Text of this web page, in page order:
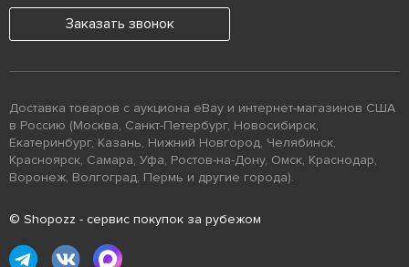
Заказать звонок
Доставка товаров с аукциона eBay и интернет-магазинов США
в Россию (Москва, Санкт-Петербург, Новосибирск,
Екатеринбург, Казань, Нижний Новгород, Челябинск,
Красноярск, Самара, Уфа, Ростов-на-Дону, Омск, Краснодар,
Воронеж, Волгоград, Пермь и другие города).
© Shopozz - сервис покупок за рубежом